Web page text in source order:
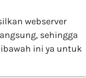
webserver
sehingga
ini ya untuk